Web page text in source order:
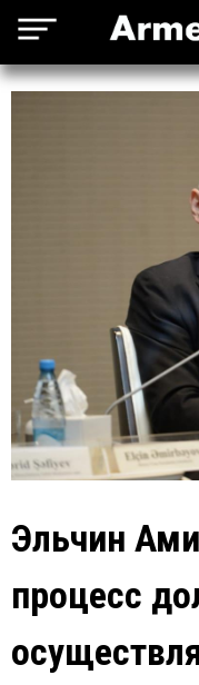
Эльчин
процесс